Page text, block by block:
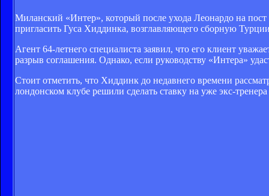
Миланский «Интер», который после ухода Леонардо на
пригласить Гуса Хиддинка, возглавляющего сборную
Агент 64-летнего специалиста заявил, что его клиент
разрыв соглашения. Однако, если руководству «Интера»
Стоит отметить, что Хиддинк до недавнего времени
лондонском клубе решили сделать ставку на уже экс-